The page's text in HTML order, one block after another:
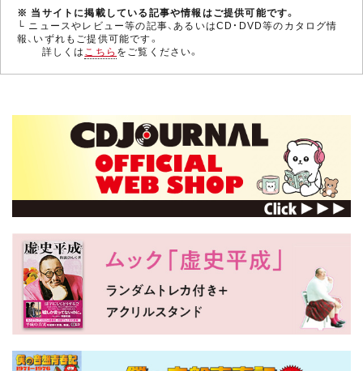
※ 当サイトに掲載している記事や情報はご提供可能です。
└ ニュースやレビュー等の記事、あるいはCD・DVD等のカタログ情
報、いずれもご提供可能です。
詳しくはこちら をご覧ください。